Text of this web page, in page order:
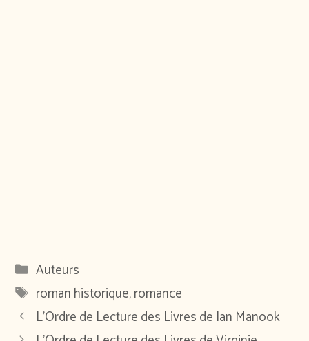
Catégories
Auteurs
Étiquettes
roman historique,romance
L’Ordre de Lecture des Livres de Ian Manook